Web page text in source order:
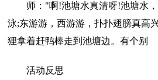
师："啊!池塘水真清呀!池塘水，
泳;东游游，西游游，扑扑翅膀真高
狸拿着赶鸭棒走到池塘边。有个别
活动反思